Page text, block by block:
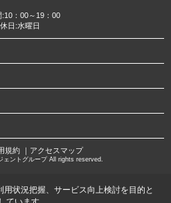
:10：00～19：00
日:水曜日
規約｜ アクセスマップ
ェントグループ All rights reserved.
状況把握、サービス向上検討を目的と